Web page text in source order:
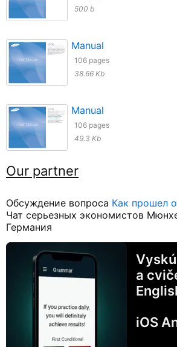
500 b
Manual
106 pages
38.66 Kb
Manual
106 pages
49.3 Kb
Our partner
Обсуждение вопроса Как прошел
Чат серьезных экономистов
Германия
a
iOS